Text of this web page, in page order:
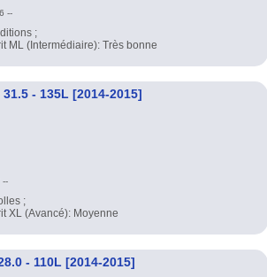
--
;
ML (Intermédiaire): Très bonne
- 135L [2014-2015]
--
;
XL (Avancé): Moyenne
- 110L [2014-2015]